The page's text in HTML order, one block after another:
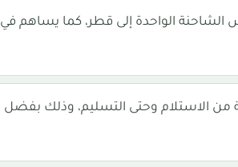
الواحدة إلى قطر، كما يساهم في
من الاستلام وحتى التسليم، وذلك بفضل